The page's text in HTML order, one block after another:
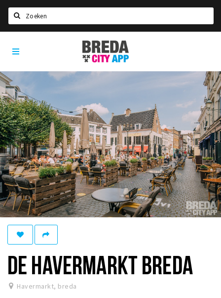
Home
Agenda
Deals
Party pics
Nieuws, interviews & blogs
Eten
Drinken
Slapen
Recreatief
Winkels
Winkelgebieden
Bezienswaardigheden
Musea, theaters & podia
Breda
City
App
DE HAVERMARKT BREDA
Havermarkt, breda